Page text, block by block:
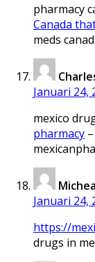
pharmacy
Canada
meds
Januari 24,
mexico
pharmacy
Januari 24,
https://
drugs in